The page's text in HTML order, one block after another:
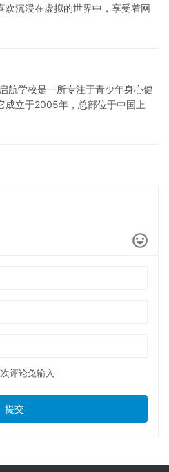
欢沉浸在虚拟的世界中，享受着网
学校是一所专注于青少年身心健
成立于2005年，总部位于中国上
评论免输入
提交